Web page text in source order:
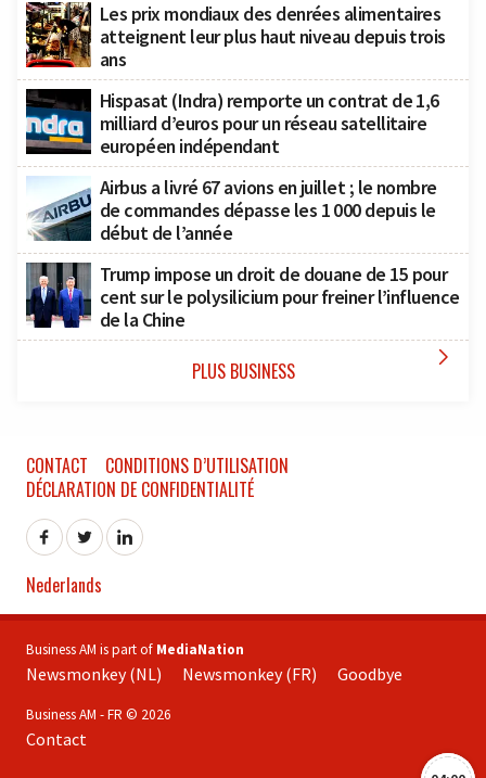
Les prix mondiaux des denrées alimentaires
atteignent leur plus haut niveau depuis trois
ans
Hispasat (Indra) remporte un contrat de 1,6
milliard d’euros pour un réseau satellitaire
européen indépendant
Airbus a livré 67 avions en juillet ; le nombre
de commandes dépasse les 1 000 depuis le
début de l’année
Trump impose un droit de douane de 15 pour
cent sur le polysilicium pour freiner l’influence
de la Chine
PLUS BUSINESS 
CONTACT
CONDITIONS D’UTILISATION
DÉCLARATION DE CONFIDENTIALITÉ
Nederlands
Business AM is part of MediaNation
Newsmonkey (NL) Newsmonkey (FR) Goodbye
Business AM - FR © 2026
Contact